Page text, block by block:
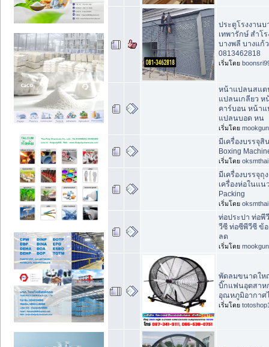
ประตูโรงงานบ
เทพารักษ์ สำโ
บางพลี บางแก้
0813462818
เริ่มโดย
หน้าแปลนสแต
แปลนเกลียว ห
คาร์บอน หน้า
แปลนบอด หน
เริ่มโดย
มีเครื่องบรรจุสิ
Boxing
เริ่มโดย oksmthai
มีเครื่องบรรจุถุ
เครื่องห่อในแน
Packing
เริ่มโดย oksmthai
ท่อประปา ท่อพี
วีซี ท่อซีพีวีซี ข้
ลด
เริ่มโดย
พัดลมขนาดให
บิ๊กแฟนอุตสาห
อุณหภูมิอากาศ
เริ่มโดย